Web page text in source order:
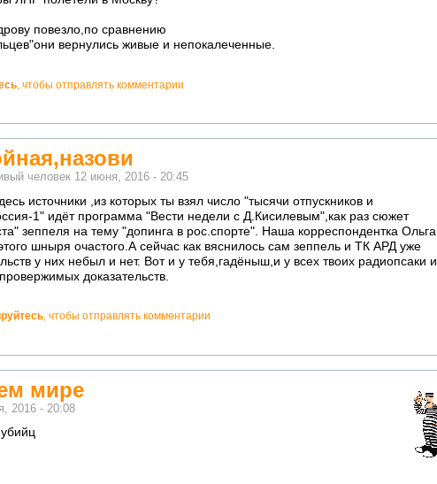
повезло,по сравнению
вернулись живые и непокалеченные.
, чтобы отправлять комментарии
человек 12 июня, 2016 - 20:45
источники ,из которых ты взял число "тысячи отпускников и
1" идёт программа "Вести недели с Д.Кисилевым",как раз сюжет
зеппеля на тему "допинга в рос.спорте". Наша корреспондентка Ольга
шныря очастого.А сейчас как вяснилось сам зеппель и ТК АРД уже
у них небыл и нет. Вот и у тебя,гадёныш,и у всех твоих радиопсаки и
доказательств.
, чтобы отправлять комментарии
мире
2016 - 20:08